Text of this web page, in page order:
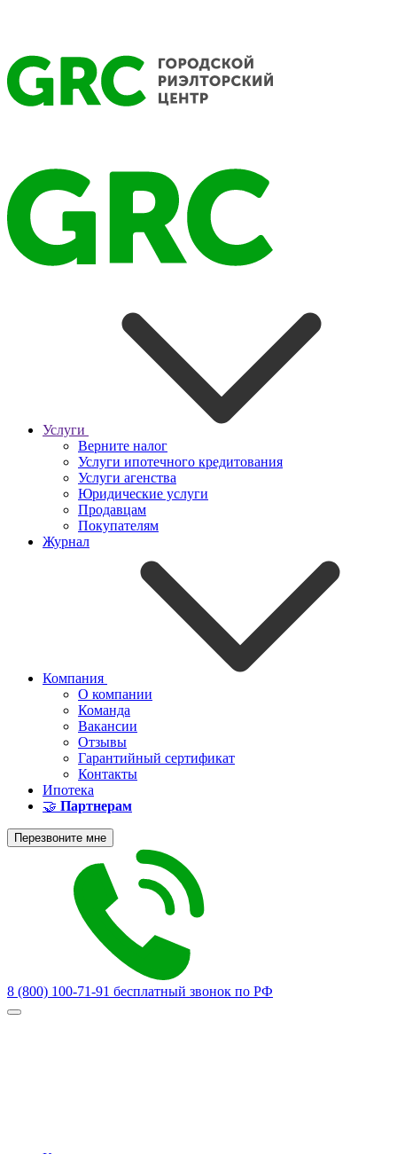
Услуги
Верните налог
Услуги ипотечного кредитования
Услуги агенства
Юридические услуги
Продавцам
Покупателям
Журнал
Компания
О компании
Команда
Вакансии
Отзывы
Гарантийный сертификат
Контакты
Ипотека
🤝 Партнерам
Перезвоните мне
8 (800) 100-71-91 бесплатный звонок по РФ